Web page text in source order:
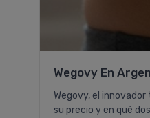
Wegovy En
Wegovy, el
su precio y en qué